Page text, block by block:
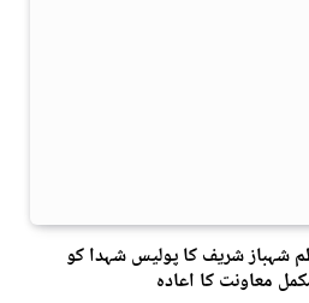
شہباز شریف کا پولیس شہدا کو
معاونت کا اعادہ